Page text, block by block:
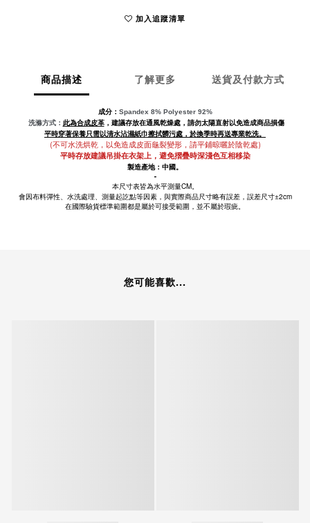
加入追蹤清單
商品描述 了解更多 送貨及付款方式
成分： Spandex 8% Polyester 92%
洗滌方式： 此為合成皮革，建議存放在通風乾燥處，請勿太陽直射以免造成商品損傷
平時穿著保養只需以清水沾濕紙巾擦拭髒污處，於換季時再送專業乾洗。
(不可水洗烘乾，以免造成皮面龜裂變形，請平鋪晾曬於陰乾處)
平時存放建議吊掛在衣架上，避免摺疊時深淺色互相移染
製造產地：中國。
-
本尺寸表皆為水平測量CM。
會因布料彈性、水洗處理、測量起訖點等因素，與實際商品尺寸略有誤差，誤差尺寸±2cm
在國際驗貨標準範圍都是屬於可接受範圍，並不屬於瑕疵。
您可能喜歡...